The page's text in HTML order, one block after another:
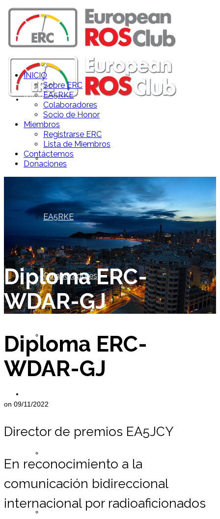
INICIO
Sobre ERC
EA5RKE
Colaboradores
Socio de Honor
Lista de Miembros
INICIO
Sobre ERC
EA5RKE
Colaboradores
Socio de Honor
Miembros
Registrarse ERC
Lista de Miembros
Contáctemos
Donaciones
Diploma ERC-
WDAR-GJ
Diploma ERC-
WDAR-GJ
on 09/11/2022
Director de premios EA5JCY
En reconocimiento a la
comunicación bidireccional
internacional por radioaficionados